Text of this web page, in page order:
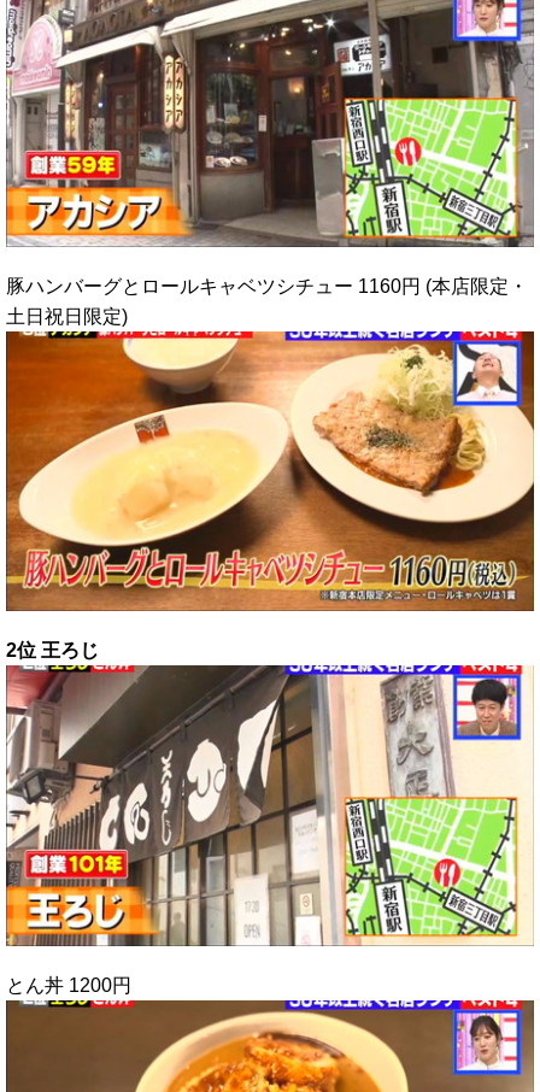
豚ハンバーグとロールキャベツシチュー 1160円 (本店限定・
土日祝日限定)
2位 王ろじ
とん丼 1200円